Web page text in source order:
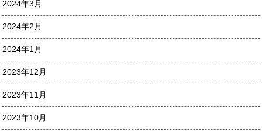
2024年3月
2024年2月
2024年1月
2023年12月
2023年11月
2023年10月